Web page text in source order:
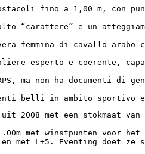
fino a 1,00 m, con
“carattere” e un
femmina di cavallo
esperto e coerente,
ma non ha documenti di
belli in ambito sportivo e
2008 met een stokmaat
met winstpunten voor
met L+5. Eventing doet ze